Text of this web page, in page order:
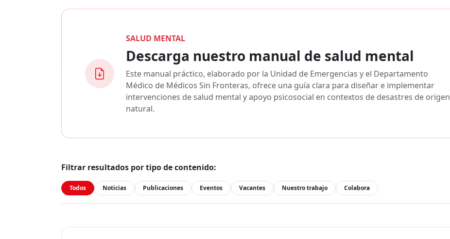
SALUD MENTAL
Descarga nuestro manual de salud mental
Este manual práctico, elaborado por la Unidad de Emergencias y el Departamento
Médico de Médicos Sin Fronteras, ofrece una guía clara para diseñar e implementar
intervenciones de salud mental y apoyo psicosocial en contextos de desastres de origen
natural.
Filtrar resultados por tipo de contenido:
Todos Noticias Publicaciones Eventos Vacantes Nuestro trabajo Colabora